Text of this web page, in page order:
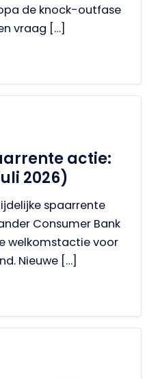
de knock-outfase
vraag […]
actie:
2026)
spaarrente
Consumer Bank
welkomstactie voor
Nieuwe […]